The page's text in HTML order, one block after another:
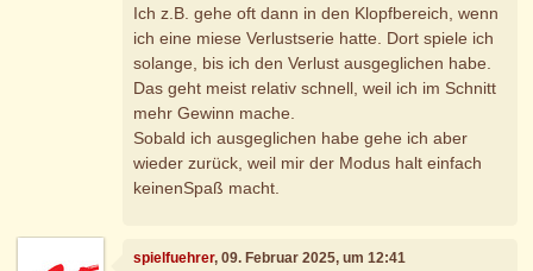
Ich z.B. gehe oft dann in den Klopfbereich, wenn
ich eine miese Verlustserie hatte. Dort spiele ich
solange, bis ich den Verlust ausgeglichen habe.
Das geht meist relativ schnell, weil ich im Schnitt
mehr Gewinn mache.
Sobald ich ausgeglichen habe gehe ich aber
wieder zurück, weil mir der Modus halt einfach
keinenSpaß macht.
spielfuehrer, 09. Februar 2025, um 12:41